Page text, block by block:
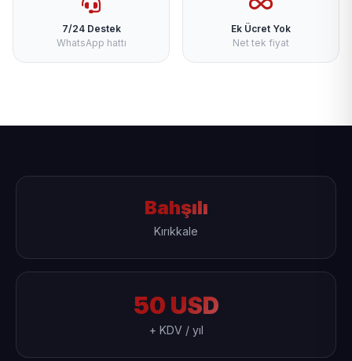
7/24 Destek
WhatsApp hattı
Ek Ücret Yok
Net tek fiyat
Bahşılı
Kırıkkale
50 USD
+ KDV / yıl